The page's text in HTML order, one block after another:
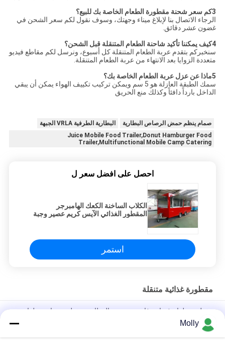
3كم سعر شحنة مقطورة الطعام الخاصة بك للبيع؟
الرجاء الاتصال بنا لإبلاغ ميناء وجهتك، وسوف نقول لكم سعر الشحن في
غضون عشر دقائق.
4كيف يمكننا تأكيد شاحنة الطعام المتنقلة قبل الشحن؟
سنخبركم بتقدم عربة الطعام المتنقلة كل أسبوع، ونرسل لكم مقاطع فيديو
متعددة الزوايا بعد الانتهاء من عربة الطعام المتنقلة.
5ماذا عن عزل عربة الطعام الخاصة بك؟
سمك الطبقة العازلة هو 5 سم ويمكن تركيب تكييف الهواء يمكن أن يبقي
الداخل بارداً دافئاً وكذلك منع الحريق
صمام ينظم حمض الرصاص البطارية
البطارية الطرفية VRLA الجبهة
Juice Mobile Food Trailer,Donut Hamburger Food
Trailer,Multifunctional Mobile Camp Catering
احصل على افضل سعر ل
الكلاب الساخنة الكعك الهامبرجر
المقطور الغذائي الآيس كريم عصير وجبة
استمر
مقطورة غذائية متنقلة
مقطورة طعام فضائية فاخرة متعددة الوظائف مقطورة شاحنة طعام
الشارع
شاحنة سيتروين متجهيزة بالكامل للمطاعم السريعة
Molly